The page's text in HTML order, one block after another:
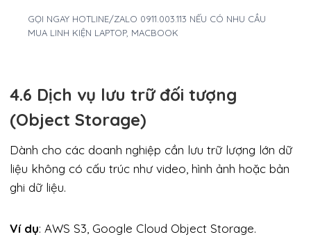
GỌI NGAY HOTLINE/ZALO 0911.003.113 NẾU CÓ NHU CẦU
MUA LINH KIỆN LAPTOP, MACBOOK
4.6 Dịch vụ lưu trữ đối tượng
(Object Storage)
Dành cho các doanh nghiệp cần lưu trữ lượng lớn dữ
liệu không có cấu trúc như video, hình ảnh hoặc bản
ghi dữ liệu.
Ví dụ: AWS S3, Google Cloud Object Storage.